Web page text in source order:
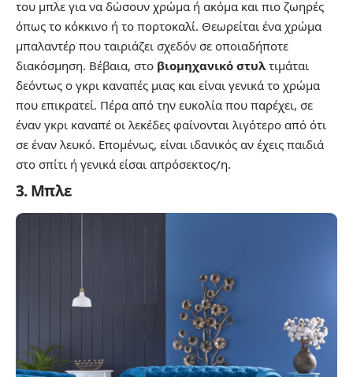
του μπλε για να δώσουν χρώμα ή ακόμα και πιο ζωηρές
όπως το κόκκινο ή το πορτοκαλί. Θεωρείται ένα χρώμα
μπαλαντέρ που ταιριάζει σχεδόν σε οποιαδήποτε
διακόσμηση. Βέβαια, στο βιομηχανικό στυλτιμάται
δεόντως ο γκρι καναπές μιας και είναι γενικά το χρώμα
που επικρατεί. Πέρα από την ευκολία που παρέχει, σε
έναν γκρι καναπέ οι λεκέδες φαίνονται λιγότερο από ότι
σε έναν λευκό. Επομένως, είναι ιδανικός αν έχεις παιδιά
στο σπίτι ή γενικά είσαι απρόσεκτος/η.
3. Μπλε